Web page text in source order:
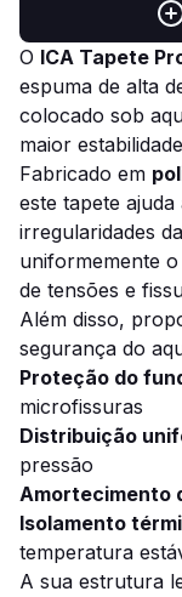
O ICA Tapete
espuma de alta
colocado sob
maior
Fabricado em
este tapete
irregularidades
uniformemente
de tensões e
Além disso,
segurança do
Proteção do
microfissuras
Distribuição
pressão
Amortecimento
Isolamento
temperatura
A sua estrutura